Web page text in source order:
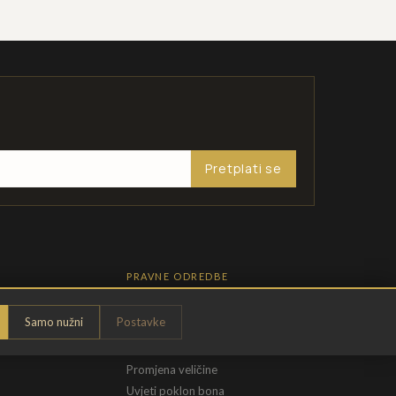
Samo nužni Postavke
Pretplati se
PRAVNE ODREDBE
Pravila privatnosti
Opći uvjeti
Promjena veličine
Uvjeti poklon bona